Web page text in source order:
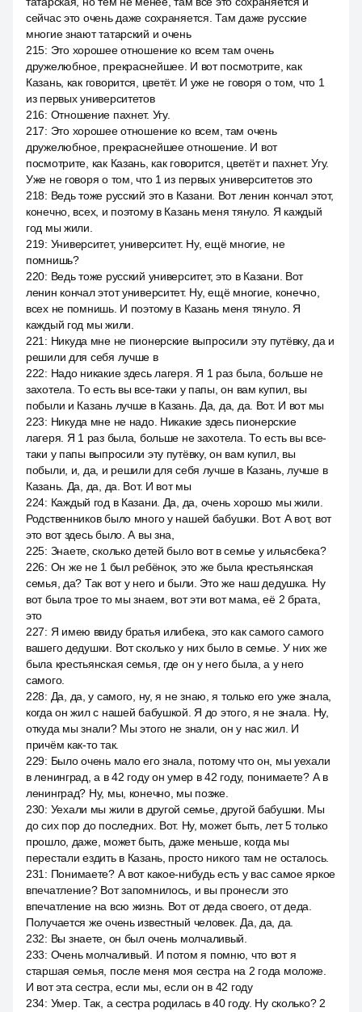
сейчас это очень даже сохраняется. Там даже русские
многие знают татарский и очень
215: Это хорошее отношение ко всем там очень
дружелюбное, прекраснейшее. И вот посмотрите, как
Казань, как говорится, цветёт. И уже не говоря о том, что 1
из первых университетов
216: Отношение пахнет. Угу.
217: Это хорошее отношение ко всем, там очень
дружелюбное, прекраснейшее отношение. И вот
посмотрите, как Казань, как говорится, цветёт и пахнет. Угу.
Уже не говоря о том, что 1 из первых университетов это
218: Ведь тоже русский это в Казани. Вот ленин кончал этот,
конечно, всех, и поэтому в Казань меня тянуло. Я каждый
год мы жили.
219: Университет, университет. Ну, ещё многие, не
помнишь?
220: Ведь тоже русский университет, это в Казани. Вот
ленин кончал этот университет. Ну, ещё многие, конечно,
всех не помнишь. И поэтому в Казань меня тянуло. Я
каждый год мы жили.
221 : Никуда мне не пионерские выпросили эту путёвку, да и
решили для себя лучше в
222: Надо никакие здесь лагеря. Я 1 раз была, больше не
захотела. То есть вы все-таки у папы, он вам купил, вы
побыли и Казань лучше в Казань. Да, да, да. Вот. И вот мы
223: Никуда мне не надо. Никакие здесь пионерские
лагеря. Я 1 раз была, больше не захотела. То есть вы все-
таки у папы выпросили эту путёвку, он вам купил, вы
побыли, и, да, и решили для себя лучше в Казань, лучше в
Казань. Да, да, да. Вот. И вот мы
224: Каждый год в Казани. Да, да, очень хорошо мы жили.
Родственников было много у нашей бабушки. Вот. А вот, вот
это вот здесь было. А вы зна,
225: Знаете, сколько детей было вот в семье у ильясбека?
226: Он же не 1 был ребёнок, это же была крестьянская
семья, да? Так вот у него и были. Это же наш дедушка. Ну
вот была трое то мы знаем, вот эти вот мама, её 2 брата,
это
227: Я имею ввиду братья илибека, это как самого самого
вашего дедушки. Вот сколько у них было в семье. У них же
была крестьянская семья, где он у него была, а у него
самого.
228: Да, да, у самого, ну, я не знаю, я только его уже знала,
когда он жил с нашей бабушкой. Я до этого, я не знала. Ну,
откуда мы знали? Мы этого не знали, он у нас жил. И
причём как-то так.
229: Было очень мало его знала, потому что он, мы уехали
в ленинград, а в 42 году он умер в 42 году, понимаете? А в
ленинград? Ну, мы, конечно, мы позже.
230: Уехали мы жили в другой семье, другой бабушки. Мы
до сих пор до последних. Вот. Ну, может быть, лет 5 только
прошло, даже, может быть, даже меньше, когда мы
перестали ездить в Казань, просто никого там не осталось.
231 : Понимаете? А вот какое-нибудь есть у вас самое яркое
впечатление? Вот запомнилось, и вы пронесли это
впечатление на всю жизнь. Вот от деда своего, от деда.
Получается же очень известный человек. Да, да, да.
232: Вы знаете, он был очень молчаливый.
233: Очень молчаливый. И потом я помню, что вот я
старшая семья, после меня моя сестра на 2 года моложе.
И вот эта сестра, если мы, если он в 42 году
234: Умер. Так, а сестра родилась в 40 году. Ну сколько? 2